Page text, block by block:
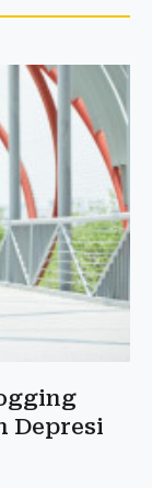
Depresi